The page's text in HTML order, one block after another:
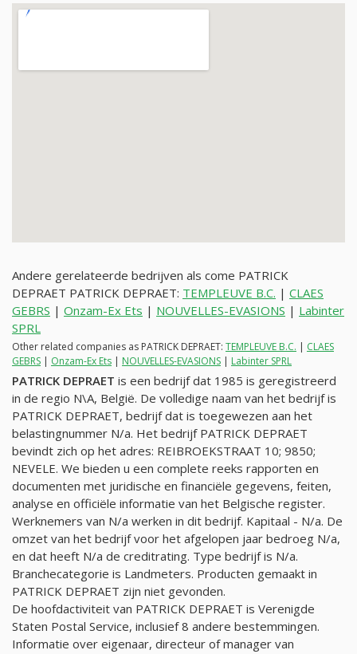
Andere gerelateerde bedrijven als come PATRICK
DEPRAET PATRICK DEPRAET: TEMPLEUVE B.C. | CLAES
GEBRS | Onzam-Ex Ets | NOUVELLES-EVASIONS | Labinter
SPRL
Other related companies as PATRICK DEPRAET: TEMPLEUVE B.C. | CLAES
GEBRS | Onzam-Ex Ets | NOUVELLES-EVASIONS | Labinter SPRL
PATRICK DEPRAET is een bedrijf dat 1985 is geregistreerd
in de regio N\A, België. De volledige naam van het bedrijf is
PATRICK DEPRAET, bedrijf dat is toegewezen aan het
belastingnummer N/a. Het bedrijf PATRICK DEPRAET
bevindt zich op het adres: REIBROEKSTRAAT 10; 9850;
NEVELE. We bieden u een complete reeks rapporten en
documenten met juridische en financiële gegevens, feiten,
analyse en officiële informatie van het Belgische register.
Werknemers van N/a werken in dit bedrijf. Kapitaal - N/a. De
omzet van het bedrijf voor het afgelopen jaar bedroeg N/a,
en dat heeft N/a de creditrating. Type bedrijf is N/a.
Branchecategorie is Landmeters. Producten gemaakt in
PATRICK DEPRAET zijn niet gevonden.
De hoofdactiviteit van PATRICK DEPRAET is Verenigde
Staten Postal Service, inclusief 8 andere bestemmingen.
Informatie over eigenaar, directeur of manager van